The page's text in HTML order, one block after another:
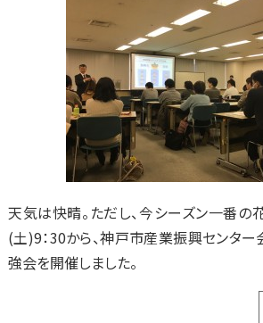
天気は快晴。ただし、今シーズン一番の
(土)9：30から、神戸市産業振興センタ
強会を開催しました。